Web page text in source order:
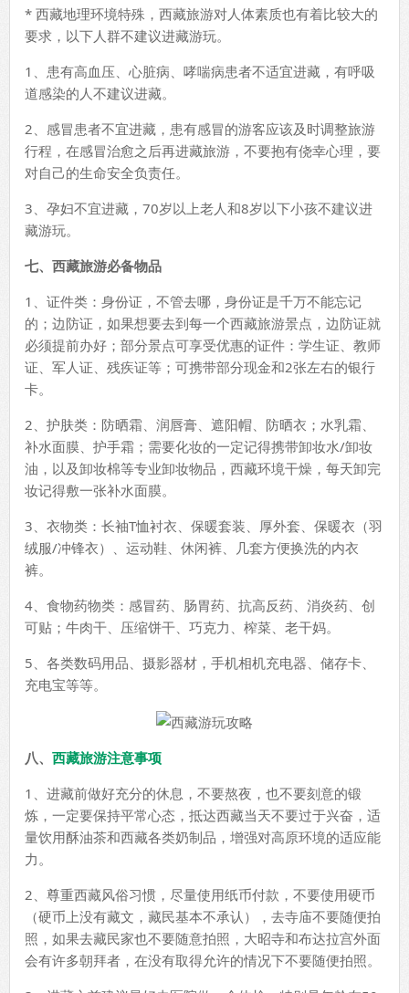
* 西藏地理环境特殊，西藏旅游对人体素质也有着比较大的
要求，以下人群不建议进藏游玩。
1、患有高血压、心脏病、哮喘病患者不适宜进藏，有呼吸
道感染的人不建议进藏。
2、感冒患者不宜进藏，患有感冒的游客应该及时调整旅游
行程，在感冒治愈之后再进藏旅游，不要抱有侥幸心理，要
对自己的生命安全负责任。
3、孕妇不宜进藏，70岁以上老人和8岁以下小孩不建议进
藏游玩。
七、西藏旅游必备物品
1、证件类：身份证，不管去哪，身份证是千万不能忘记
的；边防证，如果想要去到每一个西藏旅游景点，边防证就
必须提前办好；部分景点可享受优惠的证件：学生证、教师
证、军人证、残疾证等；可携带部分现金和2张左右的银行
卡。
2、护肤类：防晒霜、润唇膏、遮阳帽、防晒衣；水乳霜、
补水面膜、护手霜；需要化妆的一定记得携带卸妆水/卸妆
油，以及卸妆棉等专业卸妆物品，西藏环境干燥，每天卸完
妆记得敷一张补水面膜。
3、衣物类：长袖T恤衬衣、保暖套装、厚外套、保暖衣（羽
绒服/冲锋衣）、运动鞋、休闲裤、几套方便换洗的内衣
裤。
4、食物药物类：感冒药、肠胃药、抗高反药、消炎药、创
可贴；牛肉干、压缩饼干、巧克力、榨菜、老干妈。
5、各类数码用品、摄影器材，手机相机充电器、储存卡、
充电宝等等。
八、 西藏旅游注意事项
1、进藏前做好充分的休息，不要熬夜，也不要刻意的锻
炼，一定要保持平常心态，抵达西藏当天不要过于兴奋，适
量饮用酥油茶和西藏各类奶制品，增强对高原环境的适应能
力。
2、尊重西藏风俗习惯，尽量使用纸币付款，不要使用硬币
（硬币上没有藏文，藏民基本不承认），去寺庙不要随便拍
照，如果去藏民家也不要随意拍照，大昭寺和布达拉宫外面
会有许多朝拜者，在没有取得允许的情况下不要随便拍照。